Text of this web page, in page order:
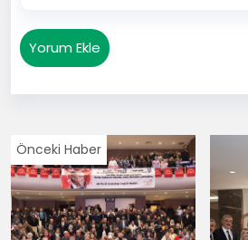
Yorum Ekle
Önceki Haber